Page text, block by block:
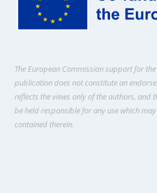
The European Commission support for
publication does not constitute an
reflects the views only of the authors, and
be held responsi­ble for any use which
contained therein.